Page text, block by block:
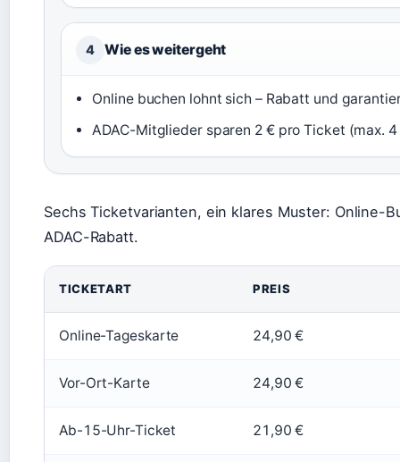
4 Wie es weitergeht
Online buchen lohnt sich – Rabatt und
ADAC-Mitglieder sparen 2 € pro Ticket (max. 4
Sechs Ticketvarianten, ein klares Muster: Online-
ADAC-Rabatt.
TICKETART PREIS
Online-Tageskarte 24,90 €
Vor-Ort-Karte 24,90 €
Ab-15-Uhr-Ticket 21,90 €